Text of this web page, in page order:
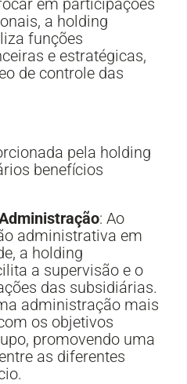
em participações
a holding
funções
e estratégicas,
de controle das
pela holding
benefícios
: Ao
administrativa em
a holding
a supervisão e o
das subsidiárias.
administração mais
os objetivos
promovendo uma
as diferentes